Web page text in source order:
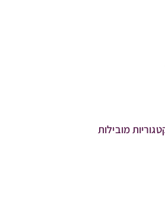
מובילות